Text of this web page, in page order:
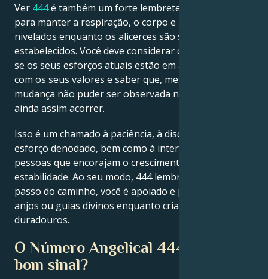
Ver 444é também um forte lembrete do universo
para manter a respiração, o corpo e a mente
nivelados enquanto os alicerces são solidamente
estabelecidos. Você deve considerar cuidadosamente
se os seus esforços atuais estão em alinhamento
com os seus valores e saber que, mesmo se a
mudança não puder ser observada na superfície,
ainda assim acorrer.
Isso é um chamado à paciência, à disciplina e ao
esforço denodado, bem como à interação com
pessoas que encorajam o crescimento e a
estabilidade. Ao seu modo, 444 lembra que a cada
passo do caminho, você é apoiado e protegido por
anjos ou guias divinos enquanto cria resultados
duradouros.
O Número Angelical 444 é um
bom sinal?